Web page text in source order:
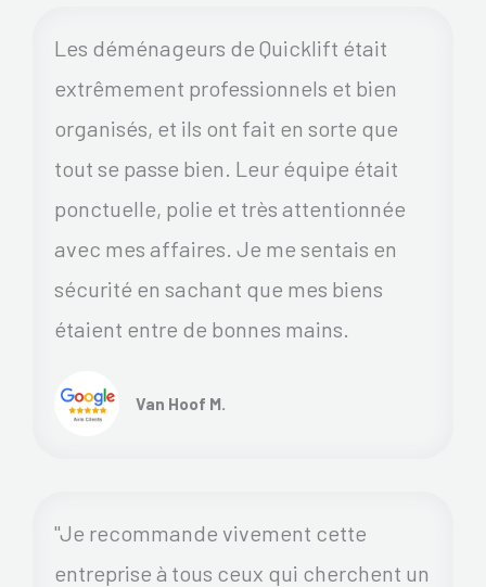
Les déménageurs de Quicklift était
extrêmement professionnels et bien
organisés, et ils ont fait en sorte que
tout se passe bien. Leur équipe était
ponctuelle, polie et très attentionnée
avec mes affaires. Je me sentais en
sécurité en sachant que mes biens
étaient entre de bonnes mains.
Van Hoof M.
"Je recommande vivement cette
entreprise à tous ceux qui cherchent un